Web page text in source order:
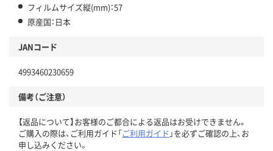
フィルムサイズ縦(mm)：57
原産国：日本
JANコード
4993460230659
備考（ご注意）
【返品について】お客様のご都合による返品はお受けできません。
ご購入の際は、ご利用ガイド「ご利用ガイド 」を必ずご確認の上、お
申し込みください。